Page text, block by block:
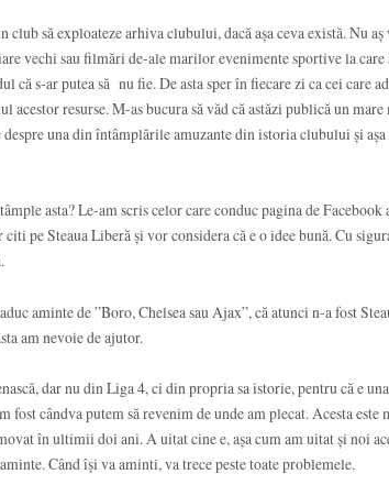
club să exploateze arhiva clubului, dacă așa ceva există. Nu aș
vechi sau filmări de-ale marilor evenimente sportive la
că s-ar putea să nu fie. De asta sper în fiecare zi ca cei care
acestor resurse. M-as bucura să văd că astăzi publică un
una din întâmplările amuzante din istoria clubului și
asta? Le-am scris celor care conduc pagina de
citi pe Steaua Liberă și vor considera că e o idee bună. Cu
aminte de ”Boro, Chelsea sau Ajax”, că atunci n-a fost
am nevoie de ajutor.
dar nu din Liga 4, ci din propria sa istorie, pentru că e
fost cândva putem să revenim de unde am plecat. Acesta
în ultimii doi ani. A uitat cine e, așa cum am uitat și noi
Când își va aminti, va trece peste toate problemele.